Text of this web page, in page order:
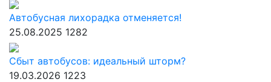
Автобусная лихорадка отменяется!
25.08.2025 1282
Сбыт автобусов: идеальный шторм?
19.03.2026 1223